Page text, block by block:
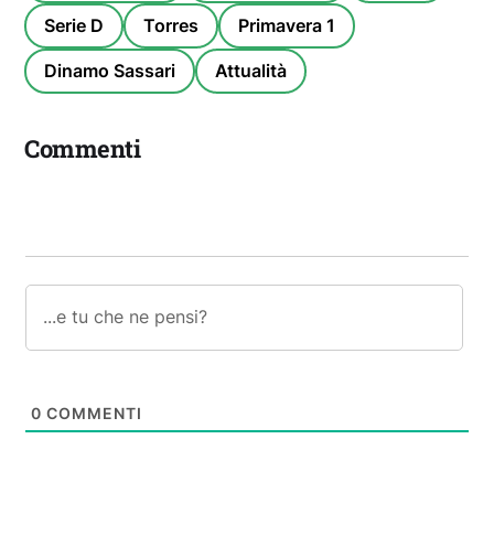
Serie D Torres Primavera 1
Dinamo Sassari Attualità
Commenti
0 COMMENTI